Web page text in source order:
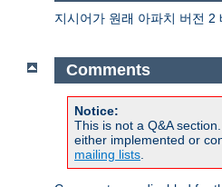
지시어가 원래 아파치 버전
Comments
Notice:
This is not a Q&A
either implemented or
mailing lists